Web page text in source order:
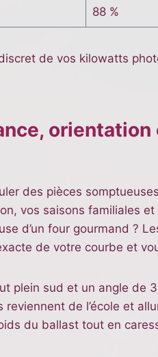
88 %
de vos kilowatts
des pièces
vos saisons familiales
d’un four gourmand ?
de votre courbe et
plein sud et un angle de
de l’école et
du ballast tout en